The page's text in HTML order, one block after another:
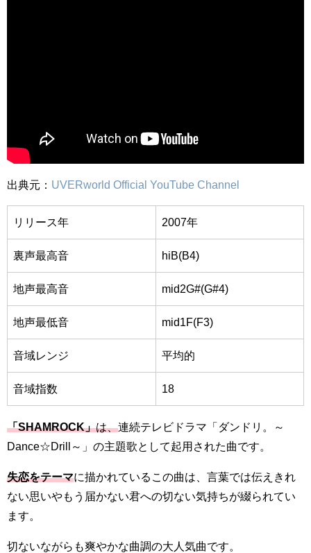
出典元： UVERworld Official YouTube Channel
リリース年 2007年
裏声最高音 hiB(B4)
地声最高音 mid2G#(G#4)
地声最低音 mid1F(F3)
音域レンジ 平均的
音域指数 18
「SHAMROCK」は、連続テレビドラマ「ダンドリ。～
Dance☆Drill～」の主題歌として起用された曲です。
失恋をテーマに描かれているこの曲は、言葉では伝えきれ
ない思いやもう届かない君への切ない気持ちが綴られてい
ます。
切ないながらも爽やかな曲調の大人気曲です。